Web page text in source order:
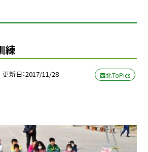
練
更新日 2017/11/28 西北ToPics